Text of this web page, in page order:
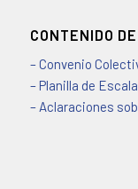
CONTENIDO
– Convenio
– Planilla de
– Aclaraciones